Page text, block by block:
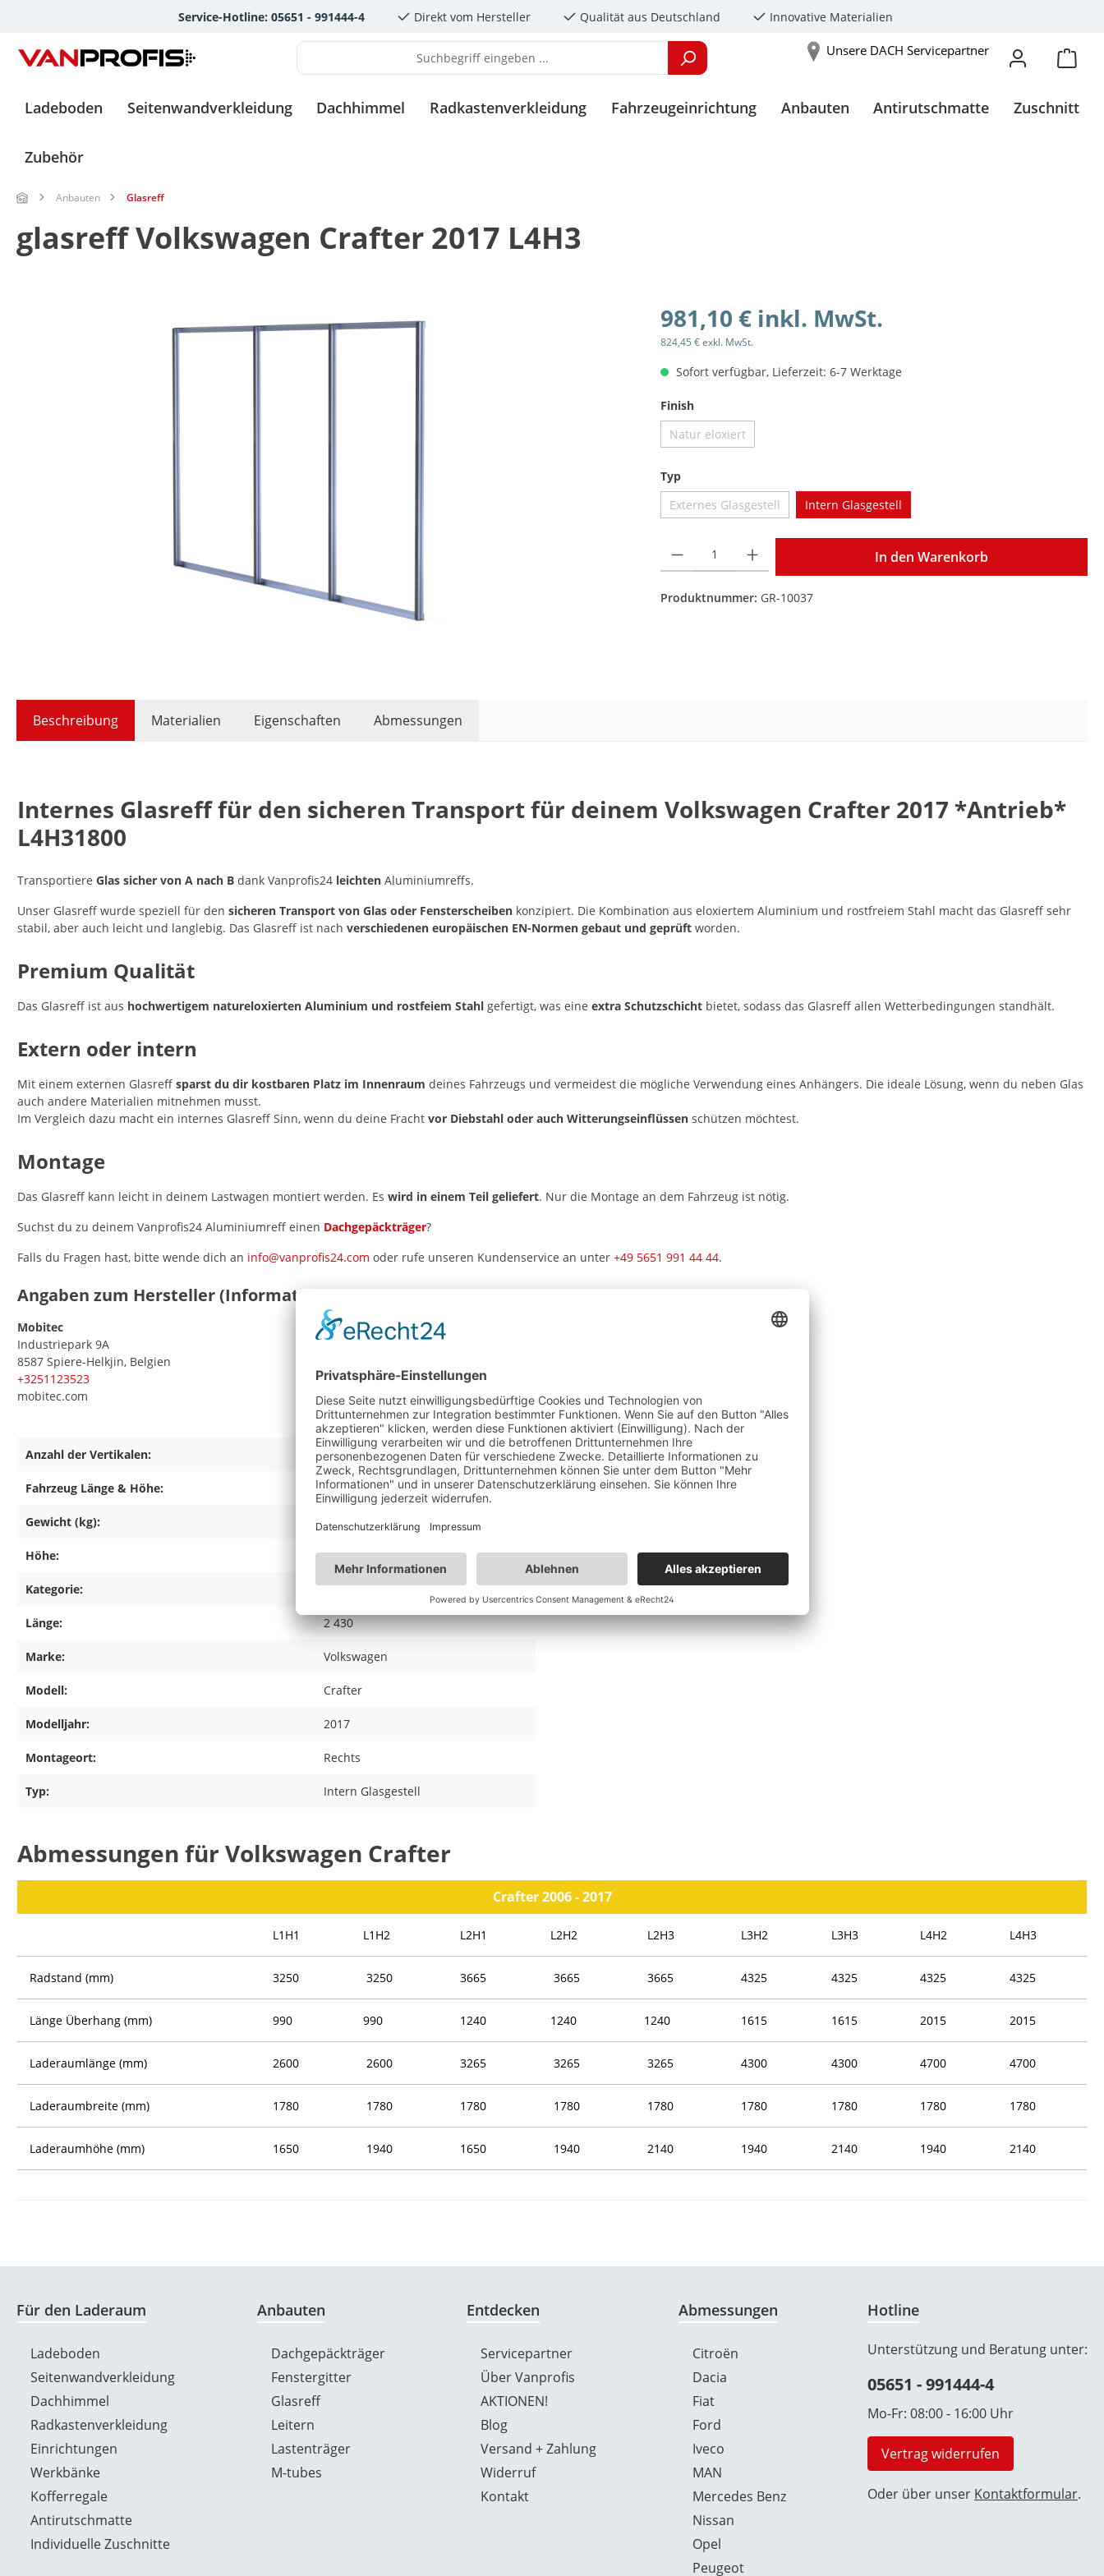
Zur Hauptnavigation springenService-Hotline: 05651 - 991444-4 Direkt vom Hersteller Qualität aus Deutschland Innovative Materialien
Unsere DACH Servicepartner
Ladeboden Seitenwandverkleidung Dachhimmel Radkastenverkleidung Fahrzeugeinrichtung Anbauten Antirutschmatte Zuschnitt
Zubehör
Anbauten Glasreff
glasreff Volkswagen Crafter 2017 L4H3
981,10 € inkl. MwSt.
824,45 € exkl. MwSt.
Sofort verfügbar, Lieferzeit: 6-7 Werktage
Finishauswählen
Natur eloxiert(Diese Option ist zurzeit nicht verfügbar.)
Typauswählen
Externes Glasgestell(Diese Option ist zurzeit nicht verfügbar.)
Intern Glasgestell
In den Warenkorb
Produktnummer: GR-10037
Beschreibung Materialien Eigenschaften Abmessungen
Internes Glasreff für den sicheren Transport für deinem Volkswagen Crafter 2017 *Antrieb*
L4H31800
Transportiere Glas sicher von A nach B dank Vanprofis24 leichten Aluminiumreffs.
Unser Glasreff wurde speziell für den sicheren Transport von Glas oder Fensterscheiben konzipiert. Die Kombination aus eloxiertem Aluminium und rostfreiem Stahl macht das Glasreff sehr
stabil, aber auch leicht und langlebig. Das Glasreff ist nach verschiedenen europäischen EN-Normen gebaut und geprüft worden.
Premium Qualität
Das Glasreff ist aus hochwertigem natureloxierten Aluminium und rostfeiem Stahl gefertigt, was eine extra Schutzschicht bietet, sodass das Glasreff allen Wetterbedingungen standhält.
Extern oder intern
Mit einem externen Glasreff sparst du dir kostbaren Platz im Innenraum deines Fahrzeugs und vermeidest die mögliche Verwendung eines Anhängers. Die ideale Lösung, wenn du neben Glas
auch andere Materialien mitnehmen musst.
Im Vergleich dazu macht ein internes Glasreff Sinn, wenn du deine Fracht vor Diebstahl oder auch Witterungseinflüssen schützen möchtest.
Montage
Das Glasreff kann leicht in deinem Lastwagen montiert werden. Es wird in einem Teil geliefert. Nur die Montage an dem Fahrzeug ist nötig.
Suchst du zu deinem Vanprofis24 Aluminiumreff einen Dachgepäckträger?
Falls du Fragen hast, bitte wende dich an info@vanprofis24.com oder rufe unseren Kundenservice an unter +49 5651 991 44 44.
Angaben zum Hersteller (Informationspflichten zur GPSR Produktsicherheitsverordnung)
Mobitec
Industriepark 9A
8587 Spiere-Helkjin, Belgien
+3251123523
mobitec.com
Anzahl der Vertikalen: 5
Fahrzeug Länge & Höhe: L4H3
Gewicht (kg): 16,06
Höhe: 1800
Kategorie: glasreff
Länge: 2 430
Marke: Volkswagen
Modell: Crafter
Modelljahr: 2017
Montageort: Rechts
Typ: Intern Glasgestell
Abmessungen für Volkswagen Crafter
Crafter 2006 - 2017
L1H1 L1H2 L2H1 L2H2 L2H3 L3H2 L3H3 L4H2 L4H3
Radstand (mm) 3250 3250 3665 3665 3665 4325 4325 4325 4325
Länge Überhang (mm) 990 990 1240 1240 1240 1615 1615 2015 2015
Laderaumlänge (mm) 2600 2600 3265 3265 3265 4300 4300 4700 4700
Laderaumbreite (mm) 1780 1780 1780 1780 1780 1780 1780 1780 1780
Laderaumhöhe (mm) 1650 1940 1650 1940 2140 1940 2140 1940 2140
Für den Laderaum
Ladeboden
Seitenwandverkleidung
Dachhimmel
Radkastenverkleidung
Einrichtungen
Werkbänke
Kofferregale
Antirutschmatte
Individuelle Zuschnitte
Anbauten
Dachgepäckträger
Fenstergitter
Glasreff
Leitern
Lastenträger
M-tubes
Entdecken
Servicepartner
Über Vanprofis
AKTIONEN!
Blog
Versand + Zahlung
Widerruf
Kontakt
Abmessungen
Citroën
Dacia
Fiat
Ford
Iveco
MAN
Mercedes Benz
Nissan
Opel
Peugeot
Hotline
Unterstützung und Beratung unter:
05651 - 991444-4
Mo-Fr: 08:00 - 16:00 Uhr
Vertrag widerrufen
Oder über unser Kontaktformular.